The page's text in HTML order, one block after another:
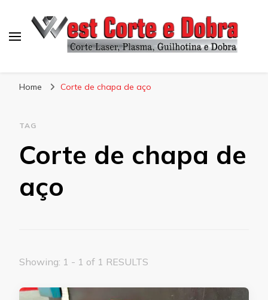
Home Corte de chapa de aço
TAG
Corte de chapa de
aço
Showing: 1 - 1 of 1 RESULTS